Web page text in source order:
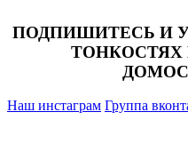
ПОДПИШИТЕСЬ И
ТОНКОСТЯХ
Наш инстаграм Группа